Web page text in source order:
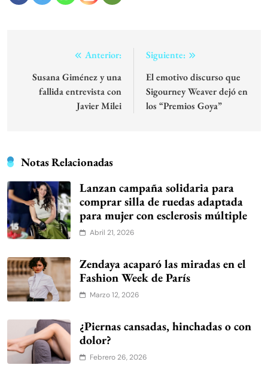
Navegación
entradas
Anterior:
Susana Giménez y una
fallida entrevista con
Javier Milei
Siguiente:
El emotivo discurso que
Sigourney Weaver dejó en
los “Premios Goya”
Notas Relacionadas
Lanzan campaña solidaria para
comprar silla de ruedas adaptada
para mujer con esclerosis múltiple
Abril 21, 2026
Zendaya acaparó las miradas en el
Fashion Week de París
Marzo 12, 2026
¿Piernas cansadas, hinchadas o con
dolor?
Febrero 26, 2026